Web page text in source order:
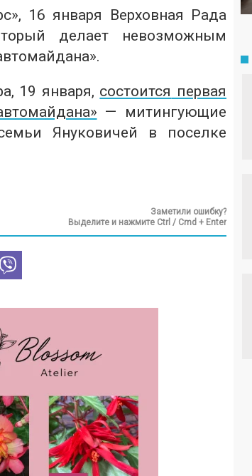
16 января Верховная Рада
делает невозможным
19 января, состоится первая
— митингующие
Януковичей в поселке
Заметили ошибку?
Выделите и нажмите Ctrl / Cmd + Enter